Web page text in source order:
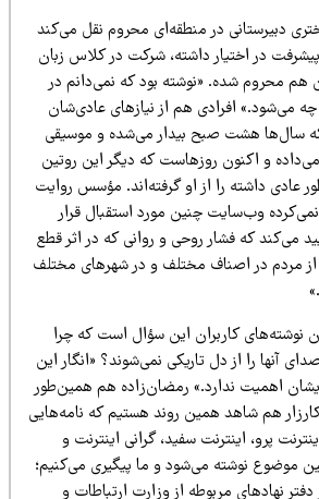
در منطقه‌ای محروم نقل می‌کند
در اختیار داشته، شرکت در کلاس زبان
شده. «نوشته بود که نمی‌دانم در
افرادی هم از نیازهای عادی‌شان
هشت صبح بیدار می‌شده و موسیقی
اکنون روزهاست که دیگر این روتین
داشته را از او گرفته‌اند. مؤسس روایت
وب‌سایت چنین مورد استقبال قرار
که فشار روحی و روانی که در اثر قطع
در اصناف مختلف و در شهرهای مختلف
کاربران این سؤال است که چرا
را از دل تاریکی نمی‌شوند؟ «انگار این
اهمیت ندارد.» رمضان‌زاده هم همین‌طور
هم شاهد همین روند هستیم که نامه‌هایی
اینترنت سفید، گرانی اینترنت و
نوشته می‌شود و ما پیگیری می‌کنیم؛
مربوطه از وزارت ارتباطات و